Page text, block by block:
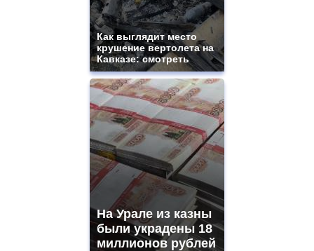
Как выглядит место
крушение вертолета на
Кавказе: смотреть
На Урале из казны
были украдены 18
миллионов рублей